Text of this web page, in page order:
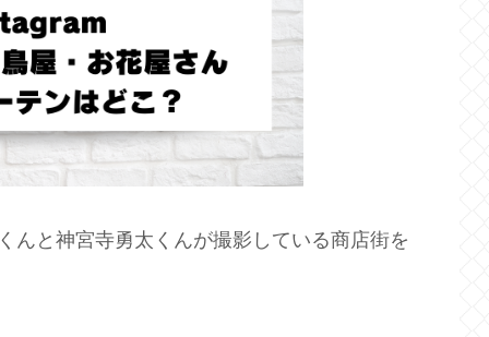
んと神宮寺勇太くんが撮影している商店街を